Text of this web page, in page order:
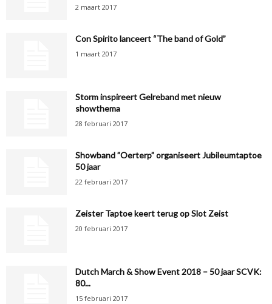
2 maart 2017
Con Spirito lanceert “The band of Gold”
1 maart 2017
Storm inspireert Gelreband met nieuw
showthema
28 februari 2017
Showband ”Oerterp” organiseert Jubileumtaptoe
50 jaar
22 februari 2017
Zeister Taptoe keert terug op Slot Zeist
20 februari 2017
Dutch March & Show Event 2018 – 50 jaar SCVK:
80...
15 februari 2017